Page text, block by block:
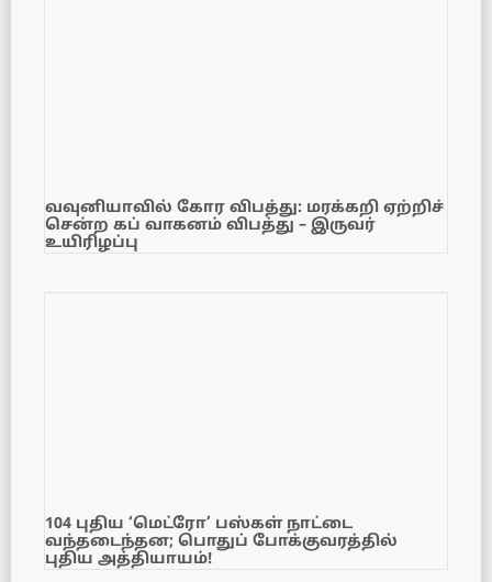
வவுனியாவில் கோர விபத்து: மரக்கறி ஏற்றிச்
சென்ற கப் வாகனம் விபத்து – இருவர்
உயிரிழப்பு
104 புதிய ‘மெட்ரோ’ பஸ்கள் நாட்டை
வந்தடைந்தன; பொதுப் போக்குவரத்தில்
புதிய அத்தியாயம்!